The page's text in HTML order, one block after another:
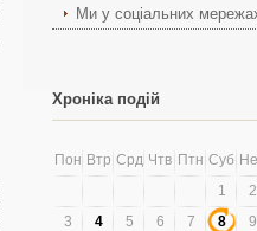
Ми у соціальних
Хроніка подій
Пон Втр Срд Чтв Птн Суб
1
2
3
4 5 6 7 8
9